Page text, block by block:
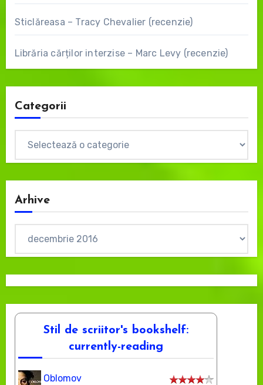
Sticlăreasa – Tracy Chevalier (recenzie)
Librăria cărților interzise – Marc Levy (recenzie)
Categorii
Arhive
Stil de scriitor's bookshelf:
currently-reading
Oblomov